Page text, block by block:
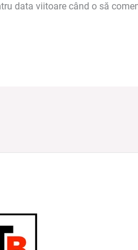
data viitoare când o să